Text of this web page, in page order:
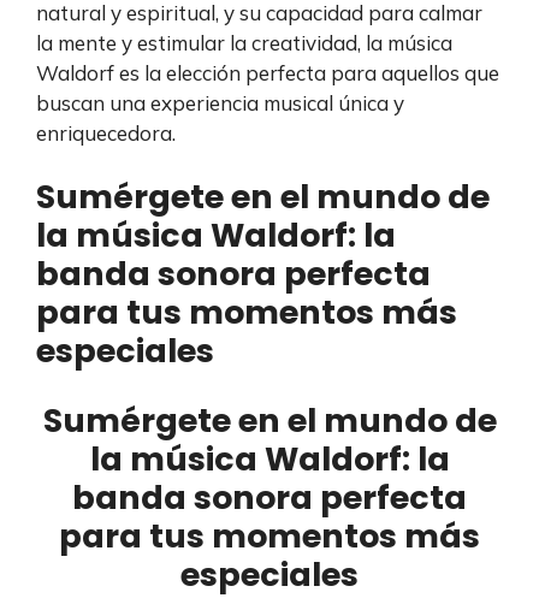
natural y espiritual, y su capacidad para calmar
la mente y estimular la creatividad, la música
Waldorf es la elección perfecta para aquellos que
buscan una experiencia musical única y
enriquecedora.
Sumérgete en el mundo de
la música Waldorf: la
banda sonora perfecta
para tus momentos más
especiales
Sumérgete en el mundo de
la música Waldorf: la
banda sonora perfecta
para tus momentos más
especiales